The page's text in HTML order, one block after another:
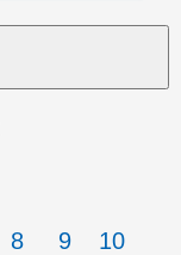
8 9 10